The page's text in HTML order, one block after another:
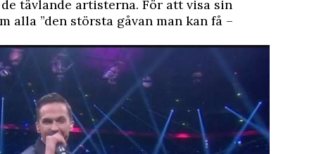
tävlande artisterna. För att visa sin
alla ”den största gåvan man kan få –